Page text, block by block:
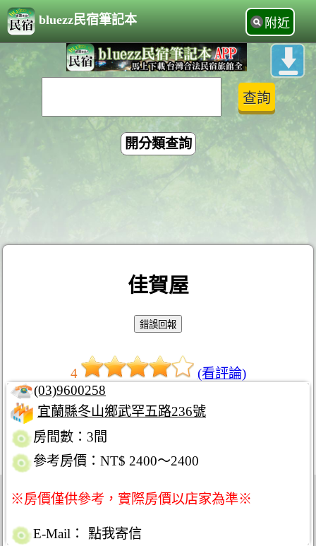
bluezz民宿筆記本 附近
開分類查詢
佳賀屋
4
(看評論)
(03)9600258
宜蘭縣冬山鄉武罕五路236號
房間數：3間
參考房價：NT$ 2400～2400
※房價僅供參考，實際房價以店家為準※
E-Mail： 點我寄信